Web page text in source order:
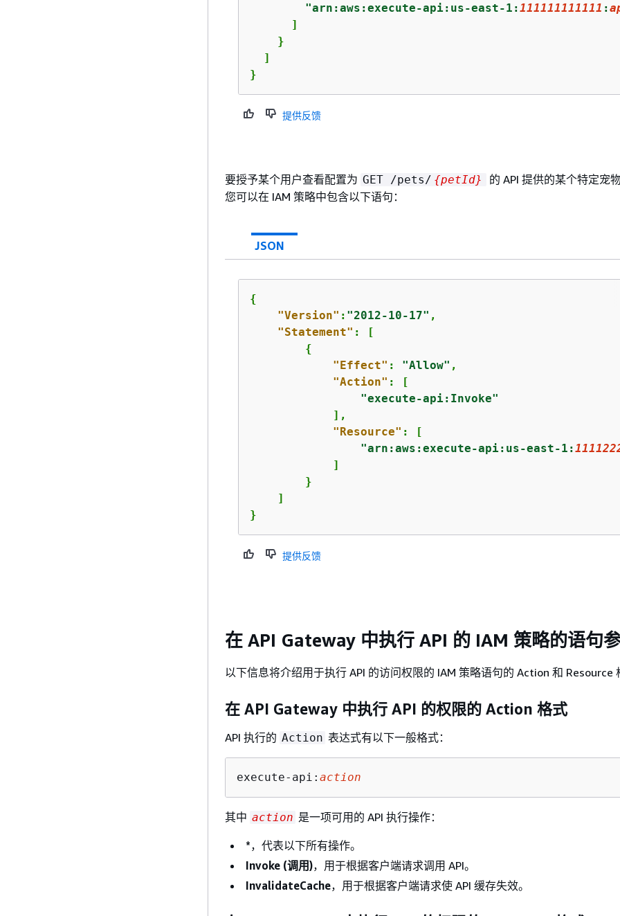
"arn:aws:execute-api:us-east-1:111111111111 :
      ]
    }
  ]
}
提供反馈
要授予某个用户查看配置为 GET /pets/ {petId}
的 API 提供的某个特定宠
您可以在 IAM 策略中包含以下语句：
JSON
{
"Version" : "2012-10-17" ,
"Statement" : [
{
"Effect" : "Allow" ,
"Action" : [
"execute-api:Invoke"
            ],
"Resource" : [
"arn:aws:execute-api:us-east-1:
            ]
        }
    ]
}
提供反馈
在 API Gateway 中执行 API 的 IAM 策略的语句
以下信息将介绍用于执行 API 的访问权限的 IAM 策略语句的 Action 和 Resource
在 API Gateway 中执行 API 的权限的 Action 格式
API 执行的 Action 表达式有以下一般格式：
execute-api: action
其中 action 是一项可用的 API 执行操作：
*，代表以下所有操作。
Invoke (调用)，用于根据客户端请求调用 API。
InvalidateCache，用于根据客户端请求使 API 缓存失效。